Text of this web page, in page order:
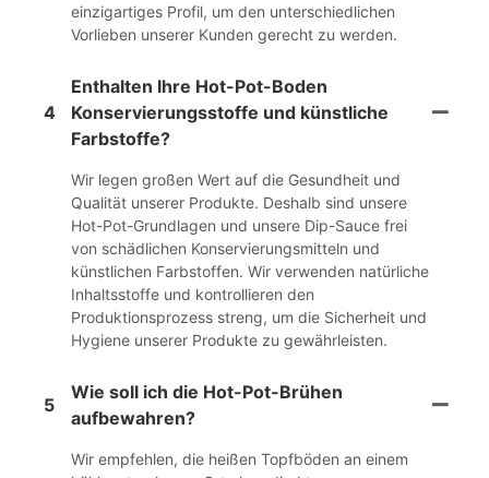
einzigartiges Profil, um den unterschiedlichen
Vorlieben unserer Kunden gerecht zu werden.
4
Enthalten Ihre Hot-Pot-Boden
Konservierungsstoffe und künstliche
Farbstoffe?
Wir legen großen Wert auf die Gesundheit und
Qualität unserer Produkte. Deshalb sind unsere
Hot-Pot-Grundlagen und unsere Dip-Sauce frei
von schädlichen Konservierungsmitteln und
künstlichen Farbstoffen. Wir verwenden natürliche
Inhaltsstoffe und kontrollieren den
Produktionsprozess streng, um die Sicherheit und
Hygiene unserer Produkte zu gewährleisten.
5
Wie soll ich die Hot-Pot-Brühen
aufbewahren?
Wir empfehlen, die heißen Topfböden an einem